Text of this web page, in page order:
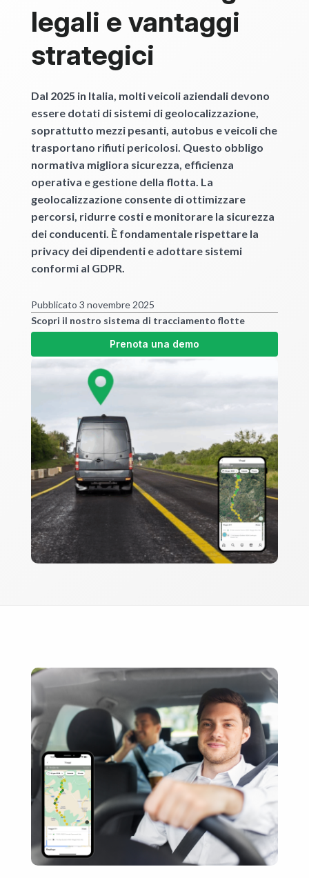
legali e vantaggi
strategici
Dal 2025 in Italia, molti veicoli aziendali devono
essere dotati di sistemi di geolocalizzazione,
soprattutto mezzi pesanti, autobus e veicoli che
trasportano rifiuti pericolosi. Questo obbligo
normativa migliora sicurezza, efficienza
operativa e gestione della flotta. La
geolocalizzazione consente di ottimizzare
percorsi, ridurre costi e monitorare la sicurezza
dei conducenti. È fondamentale rispettare la
privacy dei dipendenti e adottare sistemi
conformi al GDPR.
Pubblicato 3 novembre 2025
Scopri il nostro sistema di tracciamento flotte
Prenota una demo